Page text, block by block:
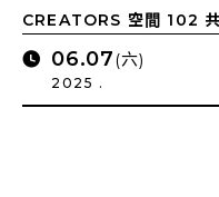
CREATORS 空間 102
06.07(六)
2025 .